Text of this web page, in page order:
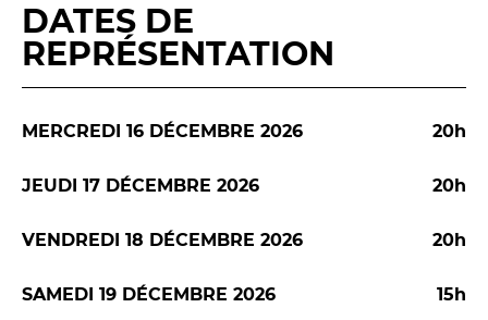
BILLETTERIE
Brochure interactive
Entre spectateurs
DATES DE
REPRÉSENTATION
MERCREDI 16 DÉCEMBRE 2026 20h
JEUDI 17 DÉCEMBRE 2026 20h
VENDREDI 18 DÉCEMBRE 2026 20h
SAMEDI 19 DÉCEMBRE 2026 15h